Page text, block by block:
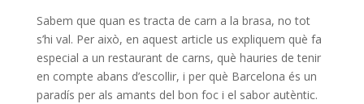
Sabem que quan es tracta de carn a la brasa, no tot
s’hi val. Per això, en aquest article us expliquem què fa
especial a un restaurant de carns, què hauries de tenir
en compte abans d’escollir, i per què Barcelona és un
paradís per als amants del bon foc i el sabor autèntic.